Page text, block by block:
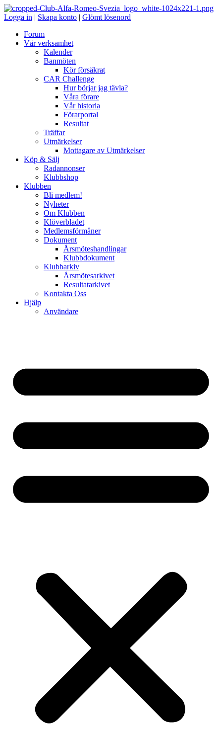
Logga in | Skapa konto | Glömt lösenord
Forum
Vår verksamhet
Kalender
Banmöten
Kör försäkrat
CAR Challenge
Hur börjar jag tävla?
Våra förare
Vår historia
Förarportal
Resultat
Träffar
Utmärkelser
Mottagare av Utmärkelser
Köp & Sälj
Radannonser
Klubbshop
Klubben
Bli medlem!
Nyheter
Om Klubben
Klöverbladet
Medlemsförmåner
Dokument
Årsmöteshandlingar
Klubbdokument
Klubbarkiv
Årsmötesarkivet
Resultatarkivet
Kontakta Oss
Hjälp
Användare